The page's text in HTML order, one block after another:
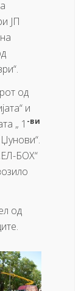
ЈП
од
и
„ 1 -ви
БОХ“
од